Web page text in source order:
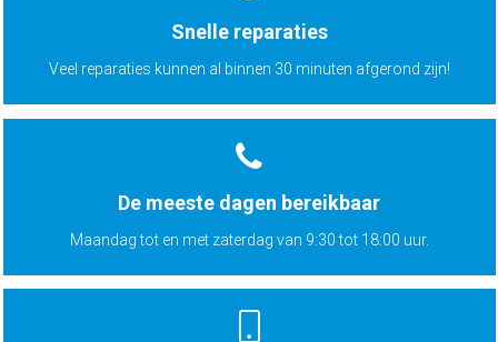
Snelle reparaties
Veel reparaties kunnen al binnen 30 minuten afgerond zijn!
De meeste dagen bereikbaar
Maandag tot en met zaterdag van 9:30 tot 18:00 uur.